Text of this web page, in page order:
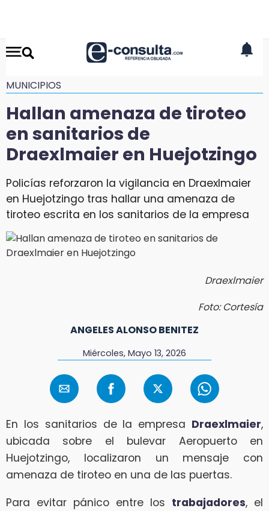
MUNICIPIOS
Hallan amenaza de tiroteo
en sanitarios de
Draexlmaier en Huejotzingo
Policías reforzaron la vigilancia en Draexlmaier
en Huejotzingo tras hallar una amenaza de
tiroteo escrita en los sanitarios de la empresa
Draexlmaier
Foto: Cortesía
ANGELES ALONSO BENITEZ
Miércoles, Mayo 13, 2026
En los sanitarios de la empresa Draexlmaier,
ubicada sobre el bulevar Aeropuerto en
Huejotzingo, localizaron un mensaje con
amenaza de tiroteo en una de las puertas.
Para evitar pánico entre los trabajadores, el